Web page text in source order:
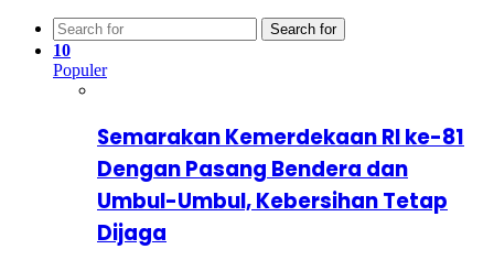
Search for
10
Populer
Semarakan Kemerdekaan RI ke-81
Dengan Pasang Bendera dan
Umbul-Umbul, Kebersihan Tetap
Dijaga